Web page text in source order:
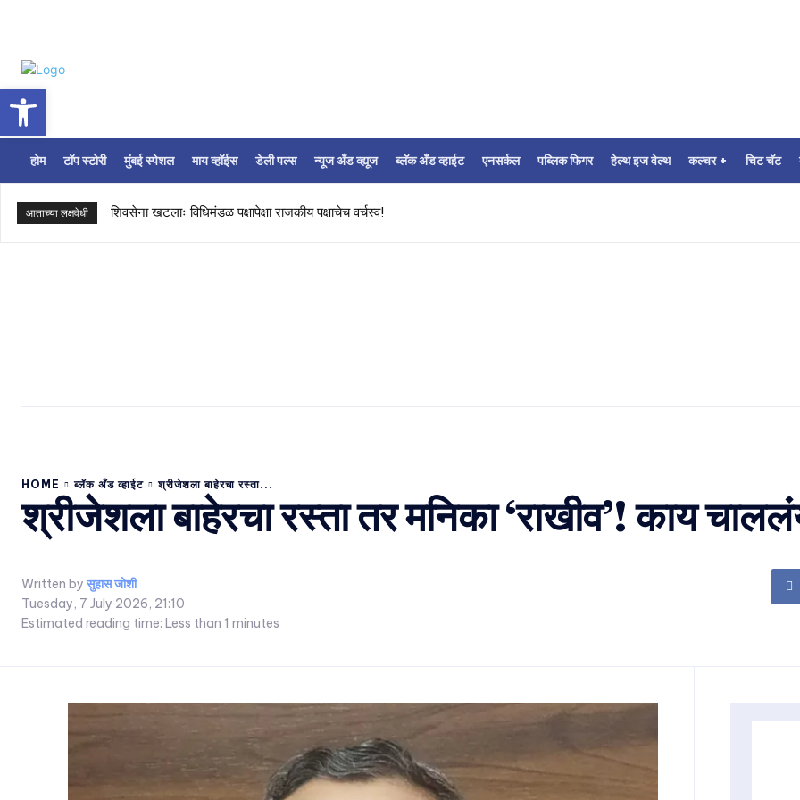
Open toolbar
होम टॉप स्टोरी मुंबई स्पेशल माय व्हॉईस डेली पल्स न्यूज अँड व्ह्यूज ब्लॅक अँड व्हाईट एनसर्कल पब्लिक फिगर हेल्थ इज वेल्थ कल्चर + चिट चॅट
आताच्या लक्षवेधी शिवसेना खटलाः विधिमंडळ पक्षापेक्षा राजकीय पक्षाचेच वर्चस्व!
HOME ब्लॅक अँड व्हाईट श्रीजेशला बाहेरचा रस्ता...
श्रीजेशला बाहेरचा रस्ता तर मनिका ‘राखीव’! काय
Written by सुहास जोशी
Tuesday, 7 July 2026, 21:10
Estimated reading time: Less than 1 minutes